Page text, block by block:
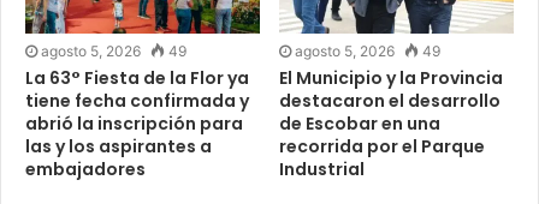
agosto 5, 2026 49
La 63° Fiesta de la Flor ya
tiene fecha confirmada y
abrió la inscripción para
las y los aspirantes a
embajadores
agosto 5, 2026 49
El Municipio y la Provincia
destacaron el desarrollo
de Escobar en una
recorrida por el Parque
Industrial